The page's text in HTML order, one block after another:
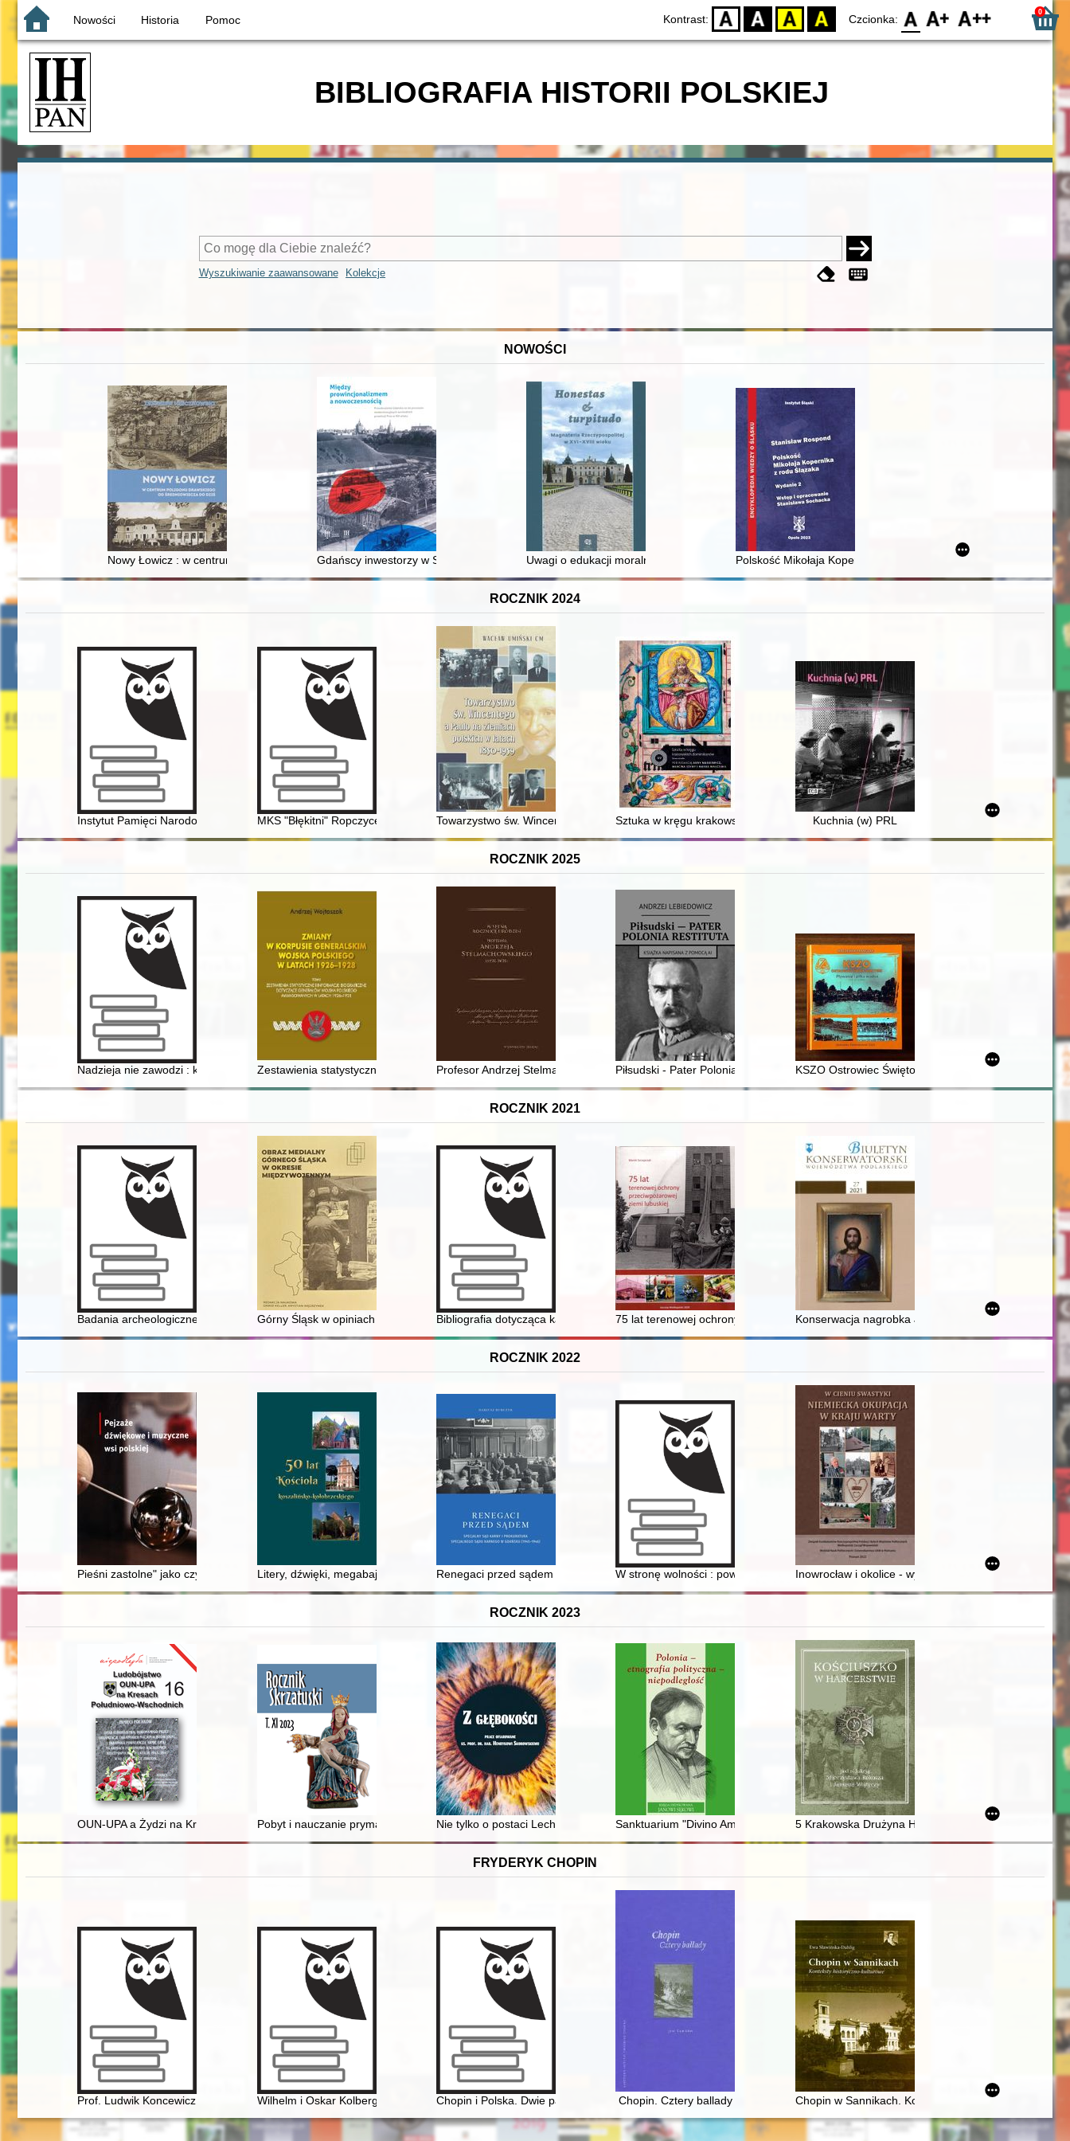
Nowości Historia Pomoc Kontrast: D BW YB BY Czcionka: F0 F1 F2 0
BIBLIOGRAFIA HISTORII POLSKIEJ
Wyszukiwanie zaawansowane Kolekcje
NOWOŚCI
Nowy Łowicz : w centrum poligonu drawskiego od średniowiecza do dziśGdańscy inwestorzy w Sopocie : prestiż finansowy i towarzyski lokalnego mieszczaństwa w 2. poł. XIX w
Uwagi o edukacji moralnej synów szlacheckich w XVI-wiecznej Rzeczypospolitej
Polskość Mikołaja Kopernika z rodu Ślązaka
ROCZNIK 2024
Instytut Pamięci Narodowej - Komisja Ścigania Zbrodni przeciwko Narodowi Polskiemu oraz Muzeum Żołnierzy Wyklętych i Więźniów Politycznych PRL (w organizacji) : informacja o działalności 1
MKS "Błękitni" Ropczyce : 60 lat wśród przyjaciółTowarzystwo św. Wincentego a Paulo na ziemiach polskich w latach 1850-1959
Sztuka w kręgu krakowskich dominikanów : nowe studia
Kuchnia (w) PRL
ROCZNIK 2025
Nadzieja nie zawodzi : księga pamiątkowa na 40-lecie święceń kapłańskich na 65-lecie życia ks. kan. dr. Zbigniewa Godlewskiego proboszcza i kustosza parafii i sanktuarium św. Józefa dziekana
Zestawienia statystyczne i informacje biograficzne dotyczące generałów Wojska Polskiego awansowanych w latach 1926-1928
Profesor Andrzej Stelmachowski : (biografia naukowa, działalność społeczno-polityczna, dokonania)
Piłsudski - Pater Polonia Restituta KSZO Ostrowiec Świętokrzyski : pływanie i piłka
ROCZNIK 2021
Badania archeologiczne obozowiska Gwardii Cesarskiej w m. Lubnowy Wielkie gm. Susz - projekt "Finckenstein 1807". Cz. 1,
Górny Śląsk w opiniach i komentarzach polskiej prasy pomorskiej okresu międzywojennego (1918-1939) = Upper Silesia in the opinions and commentaries of
Bibliografia dotycząca kardynała Adama Kozłowieckiego SJ (1911-2007)
75 lat terenowej ochrony przeciwpożarowej ziemi lubuskiejKonserwacja nagrobka Józefa Bieżańskiego z
ROCZNIK 2022
Pieśni zastolne" jako czynnik integrujący biesiadę weselną : (na materiale z południowego Podlasia)
Litery, dźwięki, megabajty, czyli Pół wieku historii mediów w diecezji koszalińsko-kołobrzeskiej
Renegaci przed sądem : Specjalny Sąd Karny i Prokuratura Specjalnego Sądu Karnego w Gdańsku (1945-1946)
W stronę wolności : powstanie listopadoweInowrocław i okolice - wybrane wydarzenia
ROCZNIK 2023
OUN-UPA a Żydzi na Kresach II RP Pobyt i nauczanie prymasa Polski kard. Augusta Hlonda na terenie późniejszej diecezji koszalińsko-kołobrzeskiej
Nie tylko o postaci Lecha Bądkowskiego (1920-1984) i jego wizji Rzeczypospolitej
Sanktuarium "Divino Amore" 5 Krakowska Drużyna Harcerska i Szczep "Dzieci
FRYDERYK CHOPIN
Prof. Ludwik Koncewicz (1790-1857). Nauczyciel Fryderyka ChopinaWilhelm i Oskar Kolbergowie - zarys życia i przyjaźni z Fryderykiem Chopinem
Chopin i Polska. Dwie pasje życia Gastona Belotti [1920-1985]
Chopin. Cztery ballady Chopin w Sannikach. Konteksty historyczno-kulturowe